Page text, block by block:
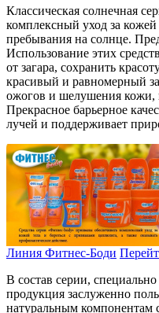
Классическая солнечная
комплексный уход за
пребывания на солнце.
Использование этих
от загара, сохранить
красивый и равномерный
ожогов и шелушения кожи,
Прекрасное барьерное
лучей и поддерживает
Линия Фитнес-Боди
В состав серии,
продукция заслуженно
натуральным компонентам